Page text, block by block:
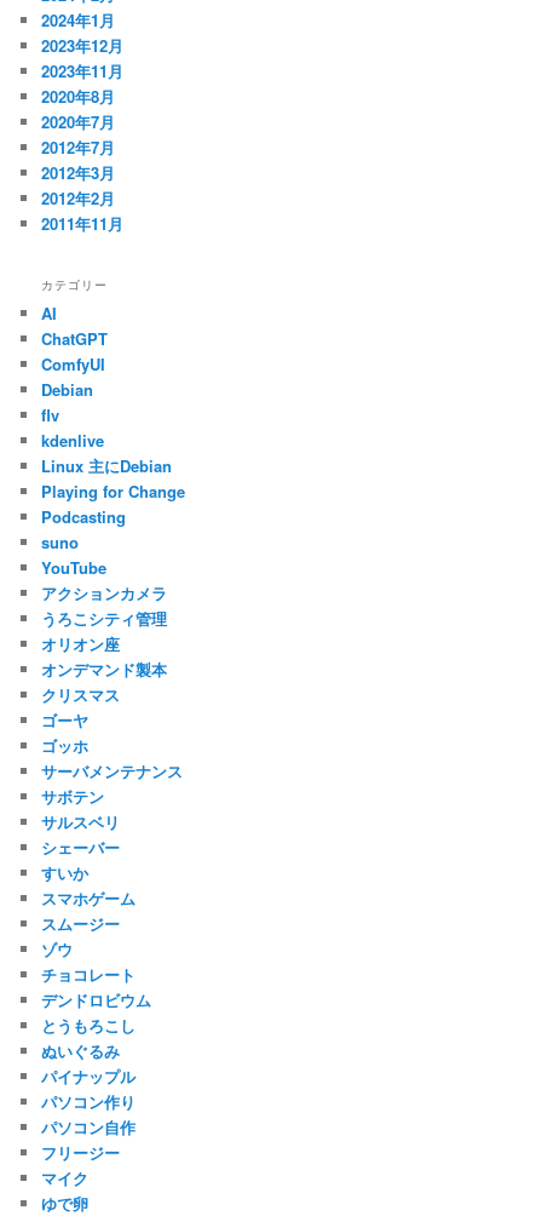
2024年1月
2023年12月
2023年11月
2020年8月
2020年7月
2012年7月
2012年3月
2012年2月
2011年11月
カテゴリー
AI
ChatGPT
ComfyUI
Debian
flv
kdenlive
Linux 主にDebian
Playing for Change
Podcasting
suno
YouTube
アクションカメラ
うろこシティ管理
オリオン座
オンデマンド製本
クリスマス
ゴーヤ
ゴッホ
サーバメンテナンス
サボテン
サルスベリ
シェーバー
すいか
スマホゲーム
スムージー
ゾウ
チョコレート
デンドロビウム
とうもろこし
ぬいぐるみ
パイナップル
パソコン作り
パソコン自作
フリージー
マイク
ゆで卵